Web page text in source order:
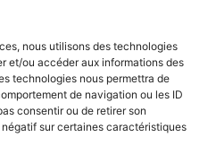
nous utilisons des technologies
et/ou accéder aux informations des
technologies nous permettra de
de navigation ou les ID
consentir ou de retirer son
sur certaines caractéristiques